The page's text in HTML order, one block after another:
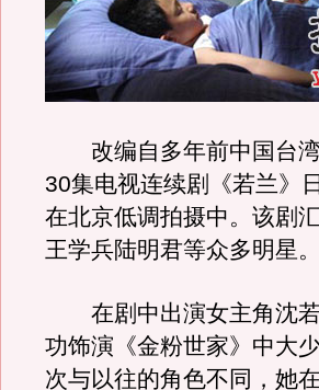
改编自多年前中国台湾
30集电视连续剧《若兰》
在北京低调拍摄中。该剧
王学兵陆明君等众多明星。
在剧中出演女主角沈若
功饰演《金粉世家》中大
次与以往的角色不同，她